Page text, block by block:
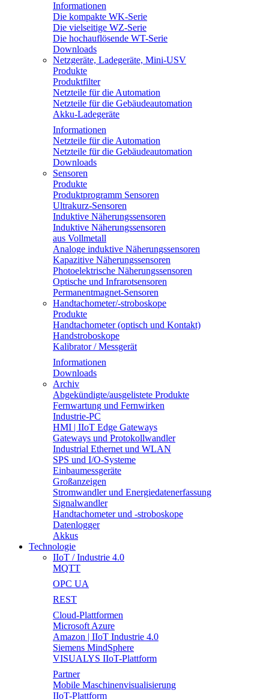
Informationen
Die kompakte WK-Serie
Die vielseitige WZ-Serie
Die hochauflösende WT-Serie
Downloads
Netzgeräte, Ladegeräte, Mini-USV
Produkte
Produktfilter
Netzteile für die Automation
Netzteile für die Gebäudeautomation
Akku-Ladegeräte
Informationen
Netzteile für die Automation
Netzteile für die Gebäudeautomation
Downloads
Sensoren
Produkte
Produktprogramm Sensoren
Ultrakurz-Sensoren
Induktive Näherungssensoren
Induktive Näherungssensoren
aus Vollmetall
Analoge induktive Näherungssensoren
Kapazitive Näherungssensoren
Photoelektrische Näherungssensoren
Optische und Infrarotsensoren
Permanentmagnet-Sensoren
Handtachometer/-stroboskope
Produkte
Handtachometer (optisch und Kontakt)
Handstroboskope
Kalibrator / Messgerät
Informationen
Downloads
Archiv
Abgekündigte/ausgelistete Produkte
Fernwartung und Fernwirken
Industrie-PC
HMI | IIoT Edge Gateways
Gateways und Protokollwandler
Industrial Ethernet und WLAN
SPS und I/O-Systeme
Einbaumessgeräte
Großanzeigen
Stromwandler und Energiedatenerfassung
Signalwandler
Handtachometer und -stroboskope
Datenlogger
Akkus
Technologie
IIoT / Industrie 4.0
MQTT
OPC UA
REST
Cloud-Plattformen
Microsoft Azure
Amazon | IIoT Industrie 4.0
Siemens MindSphere
VISUALYS IIoT-Plattform
Partner
Mobile Maschinenvisualisierung
IIoT-Plattform